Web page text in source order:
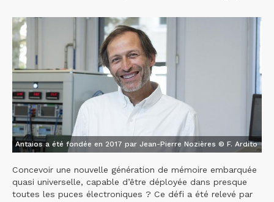
Antaios a été fondée en 2017 par Jean-Pierre Nozières © F. Ardito
Concevoir une nouvelle génération de mémoire embarquée
quasi universelle, capable d’être déployée dans presque
toutes les puces électroniques ? Ce défi a été relevé par